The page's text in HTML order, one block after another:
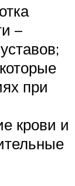
–
при
крови и